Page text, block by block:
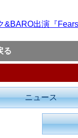
&BARO出演『
る
ニュース